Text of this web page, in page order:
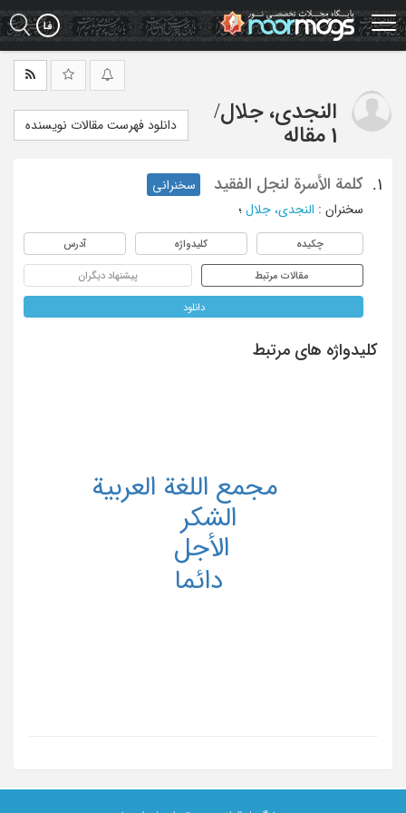
Skip
to
main
النجدی، جلال/
1 مقاله
دانلود فهرست مقالات نویسنده
1. کلمة الأسرة لنجل الفقید
سخنرانی
سخنران : النجدی، جلال ؛
چکیده کلیدواژه آدرس
مقالات مرتبط پیشنهاد دیگران
دانلود
کلیدواژه های مرتبط
الأجل
الشکر
دائما
مجمع اللغة العربیة